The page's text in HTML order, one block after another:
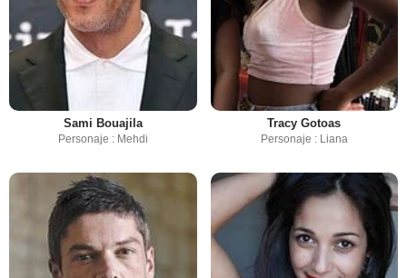
Sami Bouajila
Personaje : Mehdi
Tracy Gotoas
Personaje : Liana